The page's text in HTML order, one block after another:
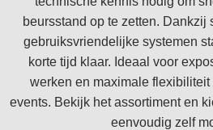
beursstand op te zetten. Dankzij
gebruiksvriendelijke systemen
korte tijd klaar. Ideaal voor
werken en maximale
events. Bekijk het assortiment en
eenvoudig zelf